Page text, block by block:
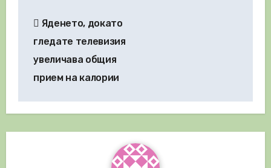
Яденето, докато
гледате телевизия
увеличава общия
прием на калории